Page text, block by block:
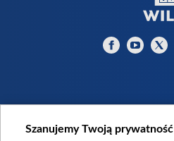
Szanujemy Twoją prywatność